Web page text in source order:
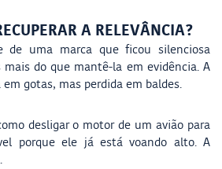
A RELEVÂNCIA?
de uma marca que ficou silenciosa
do que mantê-la em evidência. A
gotas, mas perdida em baldes.
desligar o motor de um avião para
porque ele já está voando alto. A